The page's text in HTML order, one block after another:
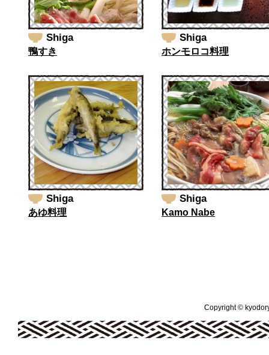
Shiga
鴨すき
Shiga
ホンモロコ料理
Shiga
あゆ料理
Shiga
Kamo Nabe
Copyright ©